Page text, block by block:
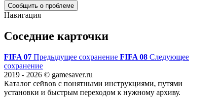
Сообщить о проблеме
Навигация
Соседние карточки
FIFA 07 Предыдущее сохранение FIFA 08 Следующее
сохранение
2019 - 2026 © gamesaver.ru
Каталог сейвов с понятными инструкциями, путями
установки и быстрым переходом к нужному архиву.